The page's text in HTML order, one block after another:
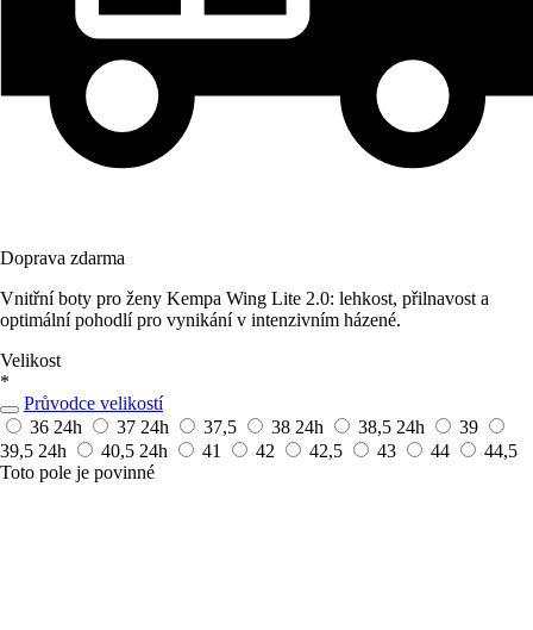
Doprava zdarma
Vnitřní boty pro ženy Kempa Wing Lite 2.0: lehkost, přilnavost a
optimální pohodlí pro vynikání v intenzivním házené.
Velikost
*
Průvodce velikostí
36 24h 37 24h 37,5 38 24h 38,5 24h
39
39,5 24h 40,5 24h 41 42 42,5 43 44
44,5
Toto pole je povinné